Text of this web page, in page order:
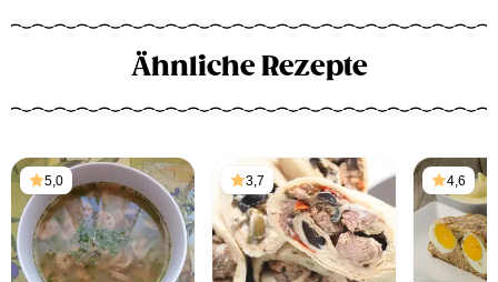
Ähnliche Rezepte
5,0 3,7 4,6